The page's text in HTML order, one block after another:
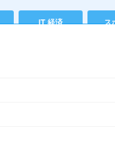
IT 経済 ス